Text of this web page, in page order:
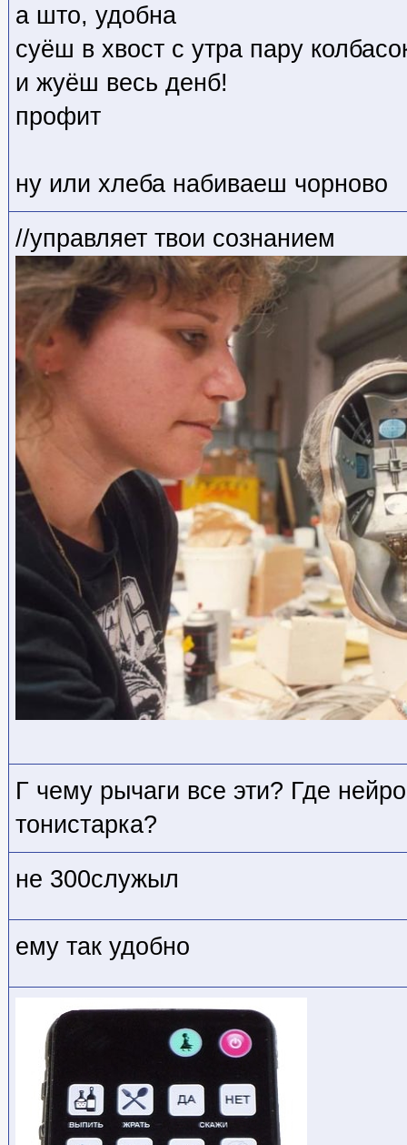
а што, удобна
суёш в хвост с утра пару
и жуёш весь денб!
профит
ну или хлеба набиваеш чорново
//управляет твои сознанием
Г чему рычаги все эти? Где
тонистарка?
не 300служыл
ему так удобно